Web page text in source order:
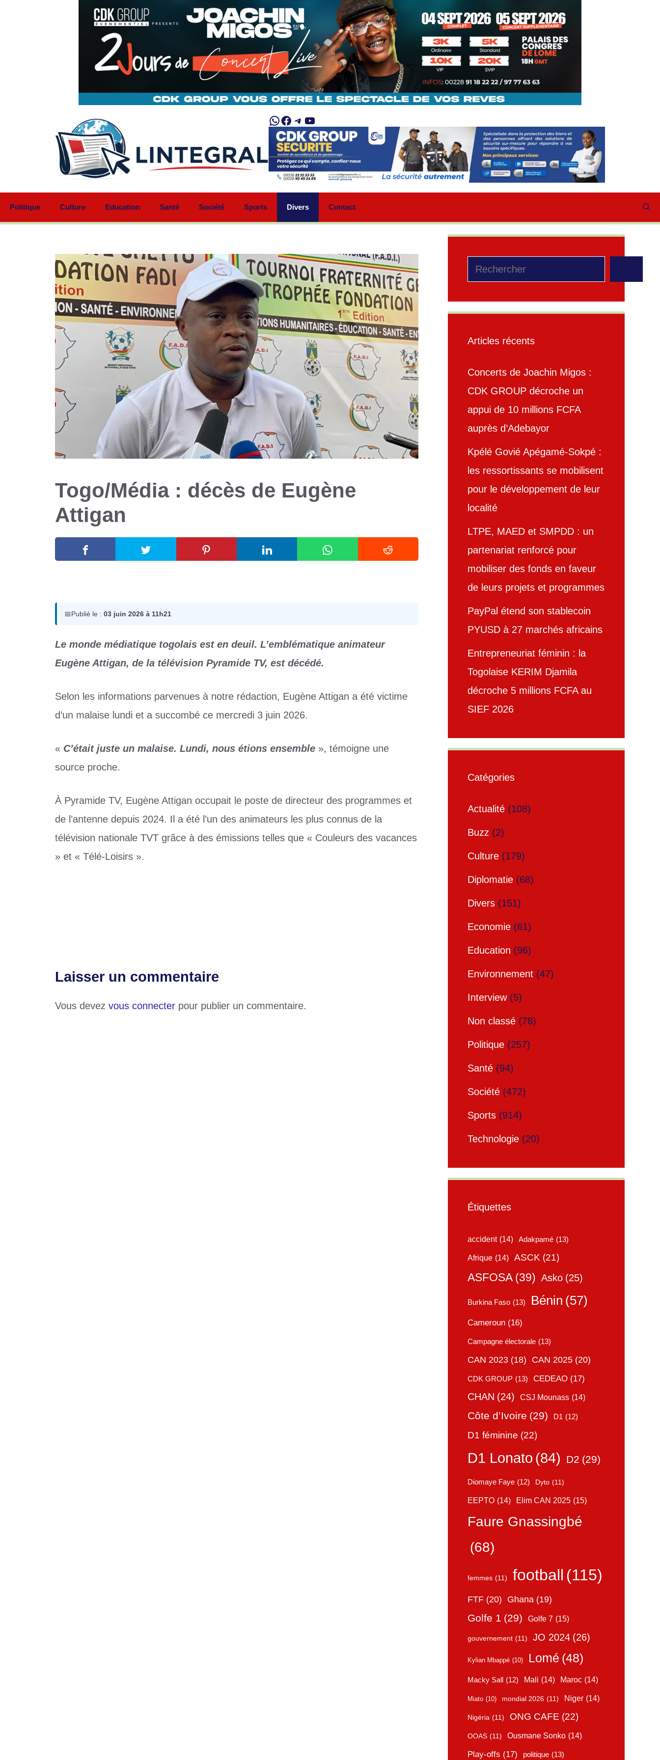
WhatsApp
Facebook
Telegram
YouTube
Politique Culture Education Santé Société Sports Divers Contact
Togo/Média : décès de Eugène
Attigan
📅Publié le : 03 juin 2026 à 11h21
Le monde médiatique togolais est en deuil. L’emblématique animateur
Eugène Attigan, de la télévision Pyramide TV, est décédé.
Selon les informations parvenues à notre rédaction, Eugène Attigan a été victime
d’un malaise lundi et a succombé ce mercredi 3 juin 2026.
« C’était juste un malaise. Lundi, nous étions ensemble », témoigne une
source proche.
À Pyramide TV, Eugène Attigan occupait le poste de directeur des programmes et
de l’antenne depuis 2024. Il a été l’un des animateurs les plus connus de la
télévision nationale TVT grâce à des émissions telles que « Couleurs des vacances
» et « Télé-Loisirs ».
Laisser un commentaire
Vous devez vous connecter pour publier un commentaire.
Rechercher
Articles récents
Concerts de Joachin Migos :
CDK GROUP décroche un
appui de 10 millions FCFA
auprès d’Adebayor
Kpélé Govié Apégamé-Sokpé :
les ressortissants se mobilisent
pour le développement de leur
localité
LTPE, MAED et SMPDD : un
partenariat renforcé pour
mobiliser des fonds en faveur
de leurs projets et programmes
PayPal étend son stablecoin
PYUSD à 27 marchés africains
Entrepreneuriat féminin : la
Togolaise KERIM Djamila
décroche 5 millions FCFA au
SIEF 2026
Catégories
Actualité (108)
Buzz (2)
Culture (179)
Diplomatie (68)
Divers (151)
Economie (61)
Education (96)
Environnement (47)
Interview(5)
Non classé (78)
Politique (257)
Santé (94)
Société (472)
Sports (914)
Technologie (20)
Étiquettes
accident (14) Adakpamé (13)
Afrique (14) ASCK (21)
ASFOSA (39) Asko (25)
Burkina Faso (13) Bénin (57)
Cameroun (16)
Campagne électorale (13)
CAN 2023 (18) CAN 2025 (20)
CDK GROUP (13) CEDEAO (17)
CHAN (24) CSJ Mounass (14)
Côte d’Ivoire (29) D1 (12)
D1 féminine (22)
D1 Lonato (84) D2 (29)
Diomaye Faye (12) Dyto (11)
EEPTO (14) Elim CAN 2025 (15)
Faure Gnassingbé
(68)
femmes (11) football (115)
FTF (20) Ghana (19)
Golfe 1 (29) Golfe 7 (15)
gouvernement (11) JO 2024 (26)
Kylian Mbappé (10) Lomé (48)
Macky Sall (12) Mali (14) Maroc (14)
Miato (10) mondial 2026 (11) Niger (14)
Nigéria (11) ONG CAFE (22)
OOAS (11) Ousmane Sonko (14)
Play-offs (17) politique (13)